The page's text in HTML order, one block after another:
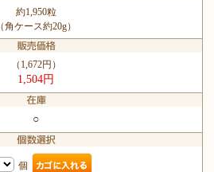
約1,950粒
（角ケース約20g）
（1,672円）
1,504円
○
個